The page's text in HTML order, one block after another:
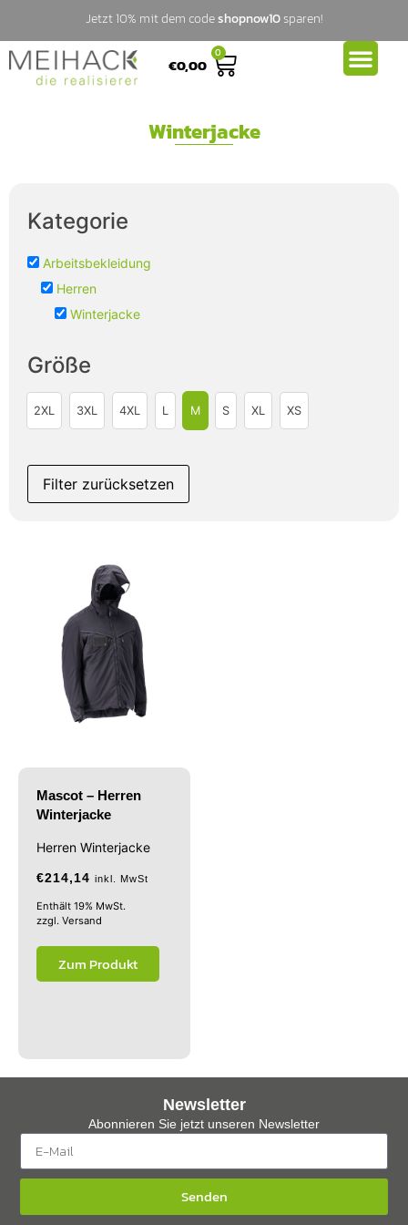
Jetzt 10% mit dem codeshopnow10sparen!
€0,00
0
Winterjacke
Kategorie
Arbeitsbekleidung
Herren
Winterjacke
Größe
2XL 3XL 4XL L M S XL XS
Filter zurücksetzen
Mascot – Herren
Winterjacke
Herren Winterjacke
€214,14 inkl. MwSt
Enthält 19% MwSt.
zzgl. Versand
Zum Produkt
Newsletter
Abonnieren Sie jetzt unseren Newsletter
Senden